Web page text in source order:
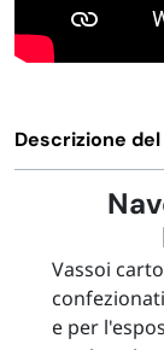
Descrizione
Vassoi
e per